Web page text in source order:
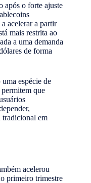
após o forte ajuste
acelerar a partir
mais restrita ao
a uma demanda
de forma
espécie de
que
tradicional em
acelerou
primeiro trimestre